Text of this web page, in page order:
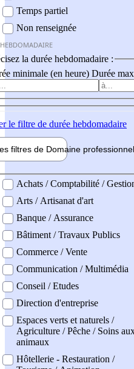
Temps partiel
Non renseignée
la durée hebdomadaire :
minimale (en heure) Durée
le filtre de durée hebdomadaire
filtres de Domaine professionnel
professionel
Achats / Comptabilité /
Arts / Artisanat d'art
Banque / Assurance
Bâtiment / Travaux Publics
Commerce / Vente
Communication / Multimédia
Conseil / Etudes
Direction d'entreprise
Espaces verts et naturels /
Agriculture / Pêche / Soins
animaux
Hôtellerie - Restauration /